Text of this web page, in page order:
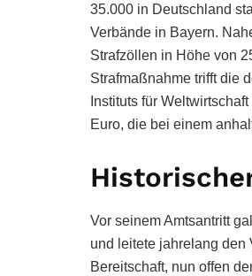
35.000 in Deutschland
Verbände in Bayern.
Strafzöllen in Höhe von
Strafmaßnahme trifft die
Instituts für
Euro, die bei einem
Vor seinem Amtsantritt
und leitete jahrelang den
Bereitschaft, nun offen